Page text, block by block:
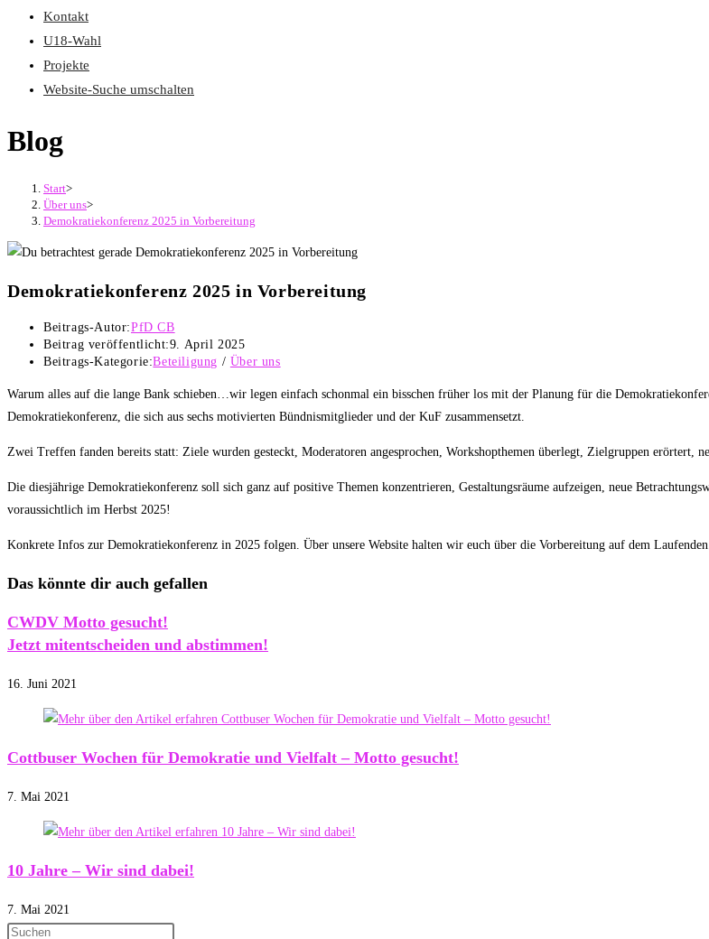
Kontakt
U18-Wahl
Projekte
Website-Suche umschalten
Blog
Start>
Über uns>
Demokratiekonferenz 2025 in Vorbereitung
Demokratiekonferenz 2025 in Vorbereitung
Beitrags-Autor:PfD CB
Beitrag veröffentlicht:9. April 2025
Beitrags-Kategorie:Beteiligung / Über uns
Warum alles auf die lange Bank schieben…wir legen einfach schonmal ein bisschen früher los mit der Planung für die
Demokratiekonferenz, die sich aus sechs motivierten Bündnismitglieder und der KuF zusammensetzt.
Zwei Treffen fanden bereits statt: Ziele wurden gesteckt, Moderatoren angesprochen, Workshopthemen überlegt, Zielgruppen erörtert,
Die diesjährige Demokratiekonferenz soll sich ganz auf positive Themen konzentrieren, Gestaltungsräume aufzeigen, neue
voraussichtlich im Herbst 2025!
Konkrete Infos zur Demokratiekonferenz in 2025 folgen. Über unsere Website halten wir euch über die Vorbereitung auf dem
Das könnte dir auch gefallen
CWDV Motto gesucht!
Jetzt mitentscheiden und abstimmen!
16. Juni 2021
Cottbuser Wochen für Demokratie und Vielfalt – Motto gesucht!
7. Mai 2021
10 Jahre – Wir sind dabei!
7. Mai 2021